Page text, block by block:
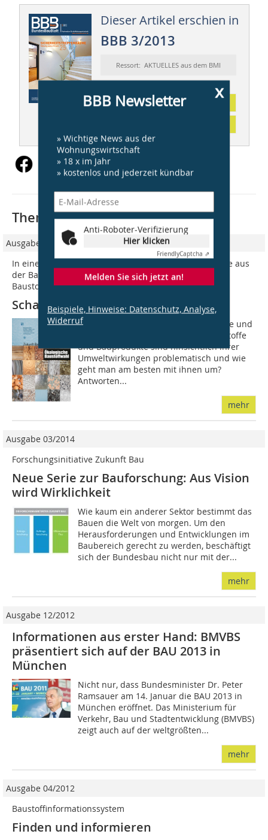
Dieser Artikel erschien in
BBB 3/2013
Ressort: AKTUELLES aus dem BMI
Abonnement
x
BBB Newsletter
» Wichtige News aus der
Wohnungswirtschaft
» 18 x im Jahr
» kostenlos und jederzeit kündbar
Anti-Roboter-Verifizierung
Hier klicken
FriendlyCaptcha ⇗
Melden Sie sich jetzt an!
Beispiele, Hinweise: Datenschutz, Analyse,
Widerruf
Thematisch passende Artikel:
Ausgabe 12/2016
In einer Serie mit dem BMUB präsentieren wir Projekte aus
der Bauforschung. In Teil 27 geht es um die richtige
Baustoffwahl.
Schadstoff- und emissionsarm bauen
Was sind schadstoffarme Bauprodukte und
woran erkennt man sie? Welche Baustoffe
und Bauprodukte sind hinsichtlich ihrer
Umweltwirkungen problematisch und wie
geht man am besten mit ihnen um?
Antworten...
mehr
Ausgabe 03/2014
Forschungsinitiative Zukunft Bau
Neue Serie zur Bauforschung: Aus Vision
wird Wirklichkeit
Wie kaum ein anderer Sektor bestimmt das
Bauen die Welt von morgen. Um den
Herausforderungen und Entwicklungen im
Baubereich gerecht zu werden, beschäftigt
sich der Bundesbau nicht nur mit der...
mehr
Ausgabe 12/2012
Informationen aus erster Hand: BMVBS
präsentiert sich auf der BAU 2013 in
München
Nicht nur, dass Bundesminister Dr. Peter
Ramsauer am 14. Januar die BAU 2013 in
München eröffnet. Das Ministerium für
Verkehr, Bau und Stadtentwicklung (BMVBS)
zeigt auch auf der weltgrößten...
mehr
Ausgabe 04/2012
Baustoffinformationssystem
Finden und informieren